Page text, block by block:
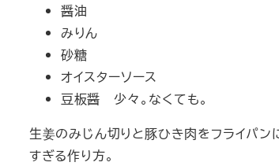
醤油
みりん
砂糖
オイスターソース
豆板醤 少々。なくても。
生姜のみじん切りと豚ひき肉をフライパン
すぎる作り方。